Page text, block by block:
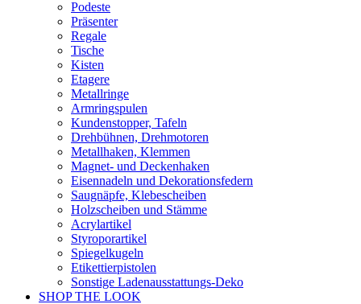
Podeste
Präsenter
Regale
Tische
Kisten
Etagere
Metallringe
Armringspulen
Kundenstopper, Tafeln
Drehbühnen, Drehmotoren
Metallhaken, Klemmen
Magnet- und Deckenhaken
Eisennadeln und Dekorationsfedern
Saugnäpfe, Klebescheiben
Holzscheiben und Stämme
Acrylartikel
Styroporartikel
Spiegelkugeln
Etikettierpistolen
Sonstige Ladenausstattungs-Deko
SHOP THE LOOK